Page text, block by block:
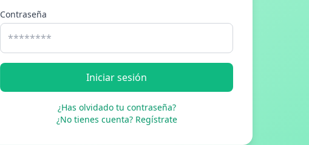
Contraseña
Iniciar sesión
¿Has olvidado tu contraseña?
¿No tienes cuenta? Regístrate